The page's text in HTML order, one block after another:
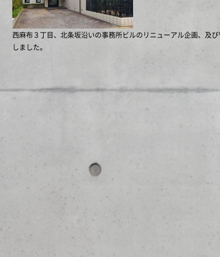
西麻布３丁目、北条坂沿いの事務所ビルのリニューアル企画、及
しました。